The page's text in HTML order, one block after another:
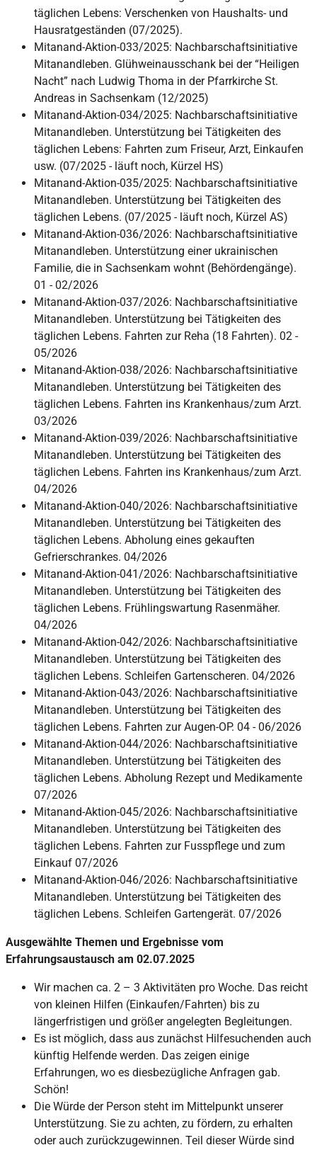
täglichen Lebens: Verschenken von Haushalts- und
Hausratgeständen (07/2025).
Mitanand-Aktion-033/2025: Nachbarschaftsinitiative
Mitanandleben. Glühweinausschank bei der “Heiligen
Nacht” nach Ludwig Thoma in der Pfarrkirche St.
Andreas in Sachsenkam (12/2025)
Mitanand-Aktion-034/2025: Nachbarschaftsinitiative
Mitanandleben. Unterstützung bei Tätigkeiten des
täglichen Lebens: Fahrten zum Friseur, Arzt, Einkaufen
usw. (07/2025 - läuft noch, Kürzel HS)
Mitanand-Aktion-035/2025: Nachbarschaftsinitiative
Mitanandleben. Unterstützung bei Tätigkeiten des
täglichen Lebens. (07/2025 - läuft noch, Kürzel AS)
Mitanand-Aktion-036/2026: Nachbarschaftsinitiative
Mitanandleben. Unterstützung einer ukrainischen
Familie, die in Sachsenkam wohnt (Behördengänge).
01 - 02/2026
Mitanand-Aktion-037/2026: Nachbarschaftsinitiative
Mitanandleben. Unterstützung bei Tätigkeiten des
täglichen Lebens. Fahrten zur Reha (18 Fahrten). 02 -
05/2026
Mitanand-Aktion-038/2026: Nachbarschaftsinitiative
Mitanandleben. Unterstützung bei Tätigkeiten des
täglichen Lebens. Fahrten ins Krankenhaus/zum Arzt.
03/2026
Mitanand-Aktion-039/2026: Nachbarschaftsinitiative
Mitanandleben. Unterstützung bei Tätigkeiten des
täglichen Lebens. Fahrten ins Krankenhaus/zum Arzt.
04/2026
Mitanand-Aktion-040/2026: Nachbarschaftsinitiative
Mitanandleben. Unterstützung bei Tätigkeiten des
täglichen Lebens. Abholung eines gekauften
Gefrierschrankes. 04/2026
Mitanand-Aktion-041/2026: Nachbarschaftsinitiative
Mitanandleben. Unterstützung bei Tätigkeiten des
täglichen Lebens. Frühlingswartung Rasenmäher.
04/2026
Mitanand-Aktion-042/2026: Nachbarschaftsinitiative
Mitanandleben. Unterstützung bei Tätigkeiten des
täglichen Lebens. Schleifen Gartenscheren. 04/2026
Mitanand-Aktion-043/2026: Nachbarschaftsinitiative
Mitanandleben. Unterstützung bei Tätigkeiten des
täglichen Lebens. Fahrten zur Augen-OP. 04 - 06/2026
Mitanand-Aktion-044/2026: Nachbarschaftsinitiative
Mitanandleben. Unterstützung bei Tätigkeiten des
täglichen Lebens. Abholung Rezept und Medikamente
07/2026
Mitanand-Aktion-045/2026: Nachbarschaftsinitiative
Mitanandleben. Unterstützung bei Tätigkeiten des
täglichen Lebens. Fahrten zur Fusspflege und zum
Einkauf 07/2026
Mitanand-Aktion-046/2026: Nachbarschaftsinitiative
Mitanandleben. Unterstützung bei Tätigkeiten des
täglichen Lebens. Schleifen Gartengerät. 07/2026
Ausgewählte Themen und Ergebnisse vom
Erfahrungsaustausch am 02.07.2025
Wir machen ca. 2 – 3 Aktivitäten pro Woche. Das reicht
von kleinen Hilfen (Einkaufen/Fahrten) bis zu
längerfristigen und größer angelegten Begleitungen.
Es ist möglich, dass aus zunächst Hilfesuchenden auch
künftig Helfende werden. Das zeigen einige
Erfahrungen, wo es diesbezügliche Anfragen gab.
Schön!
Die Würde der Person steht im Mittelpunkt unserer
Unterstützung. Sie zu achten, zu fördern, zu erhalten
oder auch zurückzugewinnen. Teil dieser Würde sind